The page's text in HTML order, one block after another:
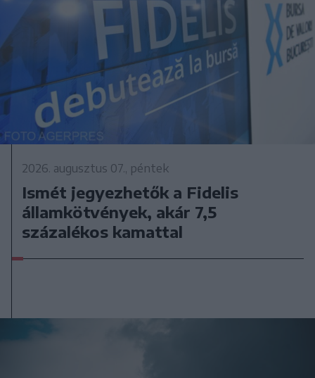
2026. augusztus 07., péntek
Ismét jegyezhetők a Fidelis
államkötvények, akár 7,5
százalékos kamattal